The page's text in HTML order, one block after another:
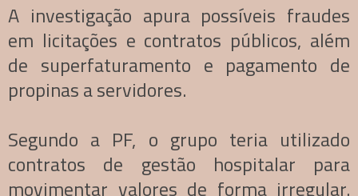
A investigação apura possíveis fraudes
em licitações e contratos públicos, além
de superfaturamento e pagamento de
propinas a servidores.
Segundo a PF, o grupo teria utilizado
contratos de gestão hospitalar para
movimentar valores de forma irregular.